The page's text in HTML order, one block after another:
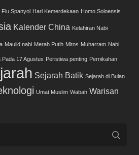
Flu Spanyol Hari Kemerdekaan Homo Soloensis
Kalender China Kelahiran Nabi
Maulid nabi Merah Putih Mitos Muharram Nabi
Pada 17 Agustus Peristiwa penting Pernikahan
Sejarah Batik Sejarah di Bulan
Umat Muslim Wabah Warisan